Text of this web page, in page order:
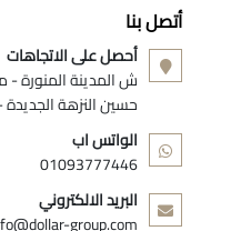
أتصل بنا
أحصل على الاتجاهات
حسين النزهة الجديدة
الواتس اب
01093777446
البريد الالكتروني
group.com